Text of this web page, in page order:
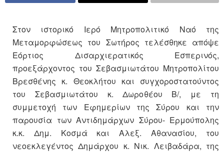
Στον ιστορικό Ιερό Μητροπολιτικό Ναό της
Μεταμορφώσεως του Σωτήρος τελέσθηκε απόψε
Εόρτιος Δισαρχιερατικός Εσπερινός,
προεξάρχοντος του Σεβασμιωτάτου Μητροπολίτου
Βρεσθένης κ. Θεοκλήτου και συγχοροστατούντος
του Σεβασμιωτάτου κ. Δωροθέου Β/, με τη
συμμετοχή των Εφημερίων της Σύρου και την
παρουσία των Αντιδημάρχων Σύρου- Ερμούπολης
κ.κ. Δημ. Κοσμά και Αλεξ. Αθανασίου, του
νεοεκλεγέντος Δημάρχου κ. Νικ. Λειβαδάρα, της